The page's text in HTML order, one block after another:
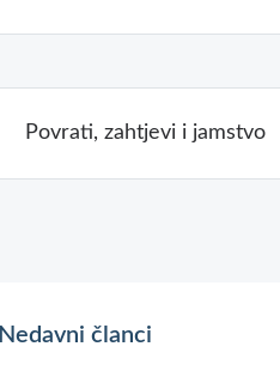
Povrati, zahtjevi i jamstvo
Nedavni članci